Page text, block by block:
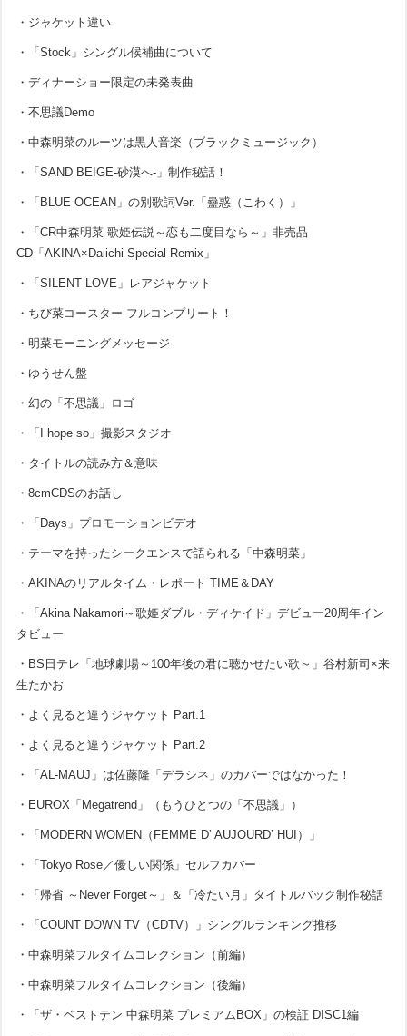
・ジャケット違い
・「Stock」シングル候補曲について
・ディナーショー限定の未発表曲
・不思議Demo
・中森明菜のルーツは黒人音楽（ブラックミュージック）
・「SAND BEIGE-砂漠へ-」制作秘話！
・「BLUE OCEAN」の別歌詞Ver.「蠱惑（こわく）」
・「CR中森明菜 歌姫伝説～恋も二度目なら～」非売品
CD「AKINA×Daiichi Special Remix」
・「SILENT LOVE」レアジャケット
・ちび菜コースター フルコンプリート！
・明菜モーニングメッセージ
・ゆうせん盤
・幻の「不思議」ロゴ
・「I hope so」撮影スタジオ
・タイトルの読み方＆意味
・8cmCDSのお話し
・「Days」プロモーションビデオ
・テーマを持ったシークエンスで語られる「中森明菜」
・AKINAのリアルタイム・レポート TIME＆DAY
・「Akina Nakamori～歌姫ダブル・ディケイド」デビュー20周年イン
タビュー
・BS日テレ「地球劇場～100年後の君に聴かせたい歌～」谷村新司×来
生たかお
・よく見ると違うジャケット Part.1
・よく見ると違うジャケット Part.2
・「AL-MAUJ」は佐藤隆「デラシネ」のカバーではなかった！
・EUROX「Megatrend」（もうひとつの「不思議」）
・「MODERN WOMEN（FEMME D’ AUJOURD’ HUI）」
・「Tokyo Rose／優しい関係」セルフカバー
・「帰省 ～Never Forget～」＆「冷たい月」タイトルバック制作秘話
・「COUNT DOWN TV（CDTV）」シングルランキング推移
・中森明菜フルタイムコレクション（前編）
・中森明菜フルタイムコレクション（後編）
・「ザ・ベストテン 中森明菜 プレミアムBOX」の検証 DISC1編